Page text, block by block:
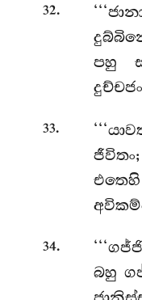
32.
පහු
33.
ජීවිතං;
34.
බහු